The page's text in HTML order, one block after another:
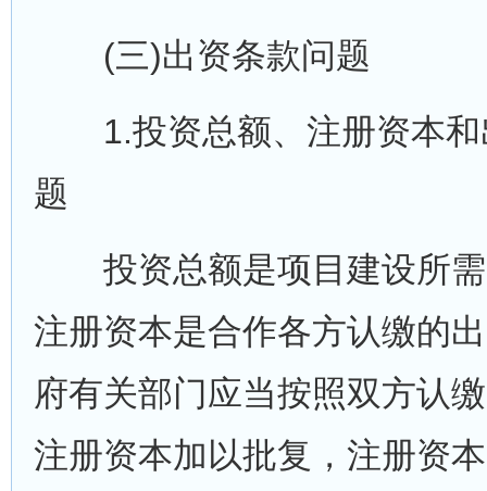
(三)出资条款问题
1.投资总额、注册资本和
题
投资总额是项目建设所需
注册资本是合作各方认缴的
府有关部门应当按照双方认
注册资本加以批复，注册资